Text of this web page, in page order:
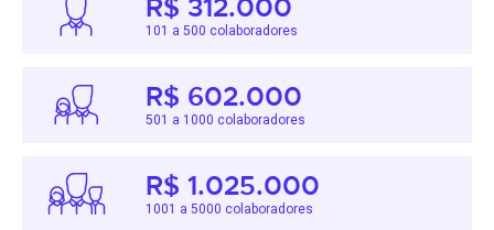
R$ 312.000
101 a 500 colaboradores
R$ 602.000
501 a 1000 colaboradores
R$ 1.025.000
1001 a 5000 colaboradores